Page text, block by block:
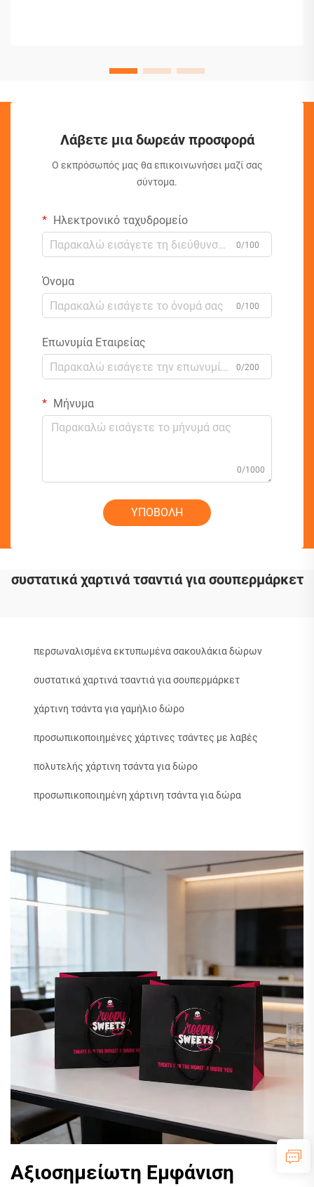
Λάβετε μια δωρεάν προσφορά
Ο εκπρόσωπός μας θα επικοινωνήσει μαζί σας
σύντομα.
Ηλεκτρονικό ταχυδρομείο
0/100
Όνομα
0/100
Επωνυμία Εταιρείας
0/200
Μήνυμα
0/1000
ΥΠΟΒΟΛΗ
συστατικά χαρτινά τσαντιά για σουπερμάρκετ
περσωναλισμένα εκτυπωμένα σακουλάκια δώρων
συστατικά χαρτινά τσαντιά για σουπερμάρκετ
χάρτινη τσάντα για γαμήλιο δώρο
προσωπικοποιημένες χάρτινες τσάντες με λαβές
πολυτελής χάρτινη τσάντα για δώρο
προσωπικοποιημένη χάρτινη τσάντα για δώρα
Αξιοσημείωτη Εμφάνιση